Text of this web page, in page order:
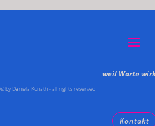
weil Worte
© by Daniela Kunath - all rights reserved
Kontakt